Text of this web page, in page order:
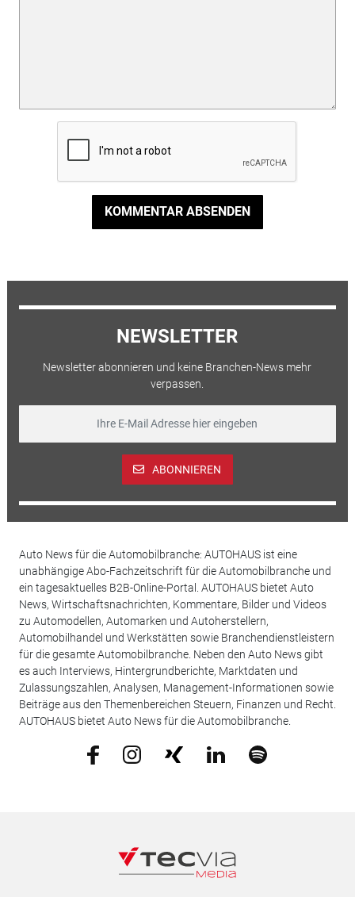
KOMMENTAR ABSENDEN
NEWSLETTER
Newsletter abonnieren und keine Branchen-News mehr
verpassen.
ABONNIEREN
Auto News für die Automobilbranche: AUTOHAUS ist eine
unabhängige Abo-Fachzeitschrift für die Automobilbranche und
ein tagesaktuelles B2B-Online-Portal. AUTOHAUS bietet Auto
News, Wirtschaftsnachrichten, Kommentare, Bilder und Videos
zu Automodellen, Automarken und Autoherstellern,
Automobilhandel und Werkstätten sowie Branchendienstleistern
für die gesamte Automobilbranche. Neben den Auto News gibt
es auch Interviews, Hintergrundberichte, Marktdaten und
Zulassungszahlen, Analysen, Management-Informationen sowie
Beiträge aus den Themenbereichen Steuern, Finanzen und Recht.
AUTOHAUS bietet Auto News für die Automobilbranche.